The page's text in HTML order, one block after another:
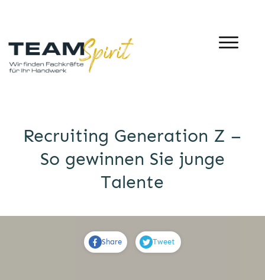
Recruiting Generation Z –
So gewinnen Sie junge
Talente
Share Tweet